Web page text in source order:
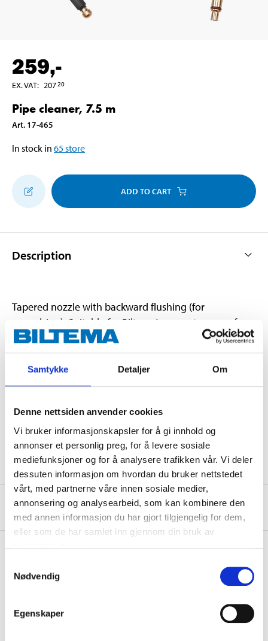
Samtykke Detaljer Om
Denne nettsiden anvender cookies
Vi bruker informasjonskapsler for å gi innhold og
annonser et personlig preg, for å levere sosiale
mediefunksjoner og for å analysere trafikken vår. Vi deler
dessuten informasjon om hvordan du bruker nettstedet
vårt, med partnerne våre innen sosiale medier,
annonsering og analysearbeid, som kan kombinere den
med annen informasjon du har gjort tilgjengelig for dem,
eller som de har samlet inn gjennom din bruk av
Nødvendig
Egenskaper
259,-
EX. VAT: 20720
Pipe cleaner, 7.5 m
Art. 17-465
In stock in 65store
ADD TO CART
Description
Tapered nozzle with backward flushing (for
propulsion). Suitable for Biltema’s current range of
high pressure washers.
Technical specifications
150 bar (Max.)
About the manufacturer